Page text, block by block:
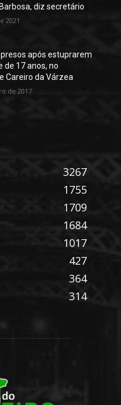
diz secretário
2021
após estuprarem
de 17 anos, no
Careiro da Várzea
de 2017
3267
1755
1709
1684
1017
427
364
314